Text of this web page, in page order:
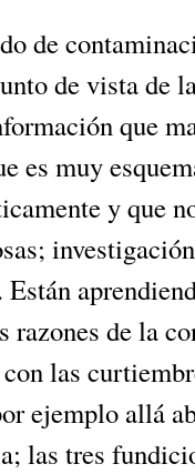
de
de vista de
que
es muy
y que
razones de la
las
ejemplo allá
las tres